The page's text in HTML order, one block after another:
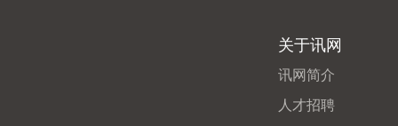
关于讯网
讯网简介
人才招聘